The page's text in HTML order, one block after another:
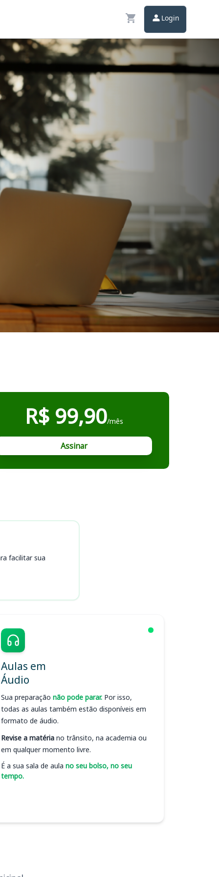
Login
R$ 99,90/mês
Assinar
facilitar sua
Aulas em
Áudio
Sua preparação não pode parar. Por isso,
todas as aulas também estão disponíveis em
formato de áudio.
Revise a matéria no trânsito, na academia ou
em qualquer momento livre.
É a sua sala de aula no seu bolso, no seu
tempo.